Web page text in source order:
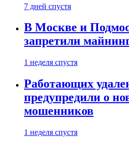
7 дней спустя
В Москве и
запретили
1 неделя спустя
Работающих
предупредили о
мошенников
1 неделя спустя